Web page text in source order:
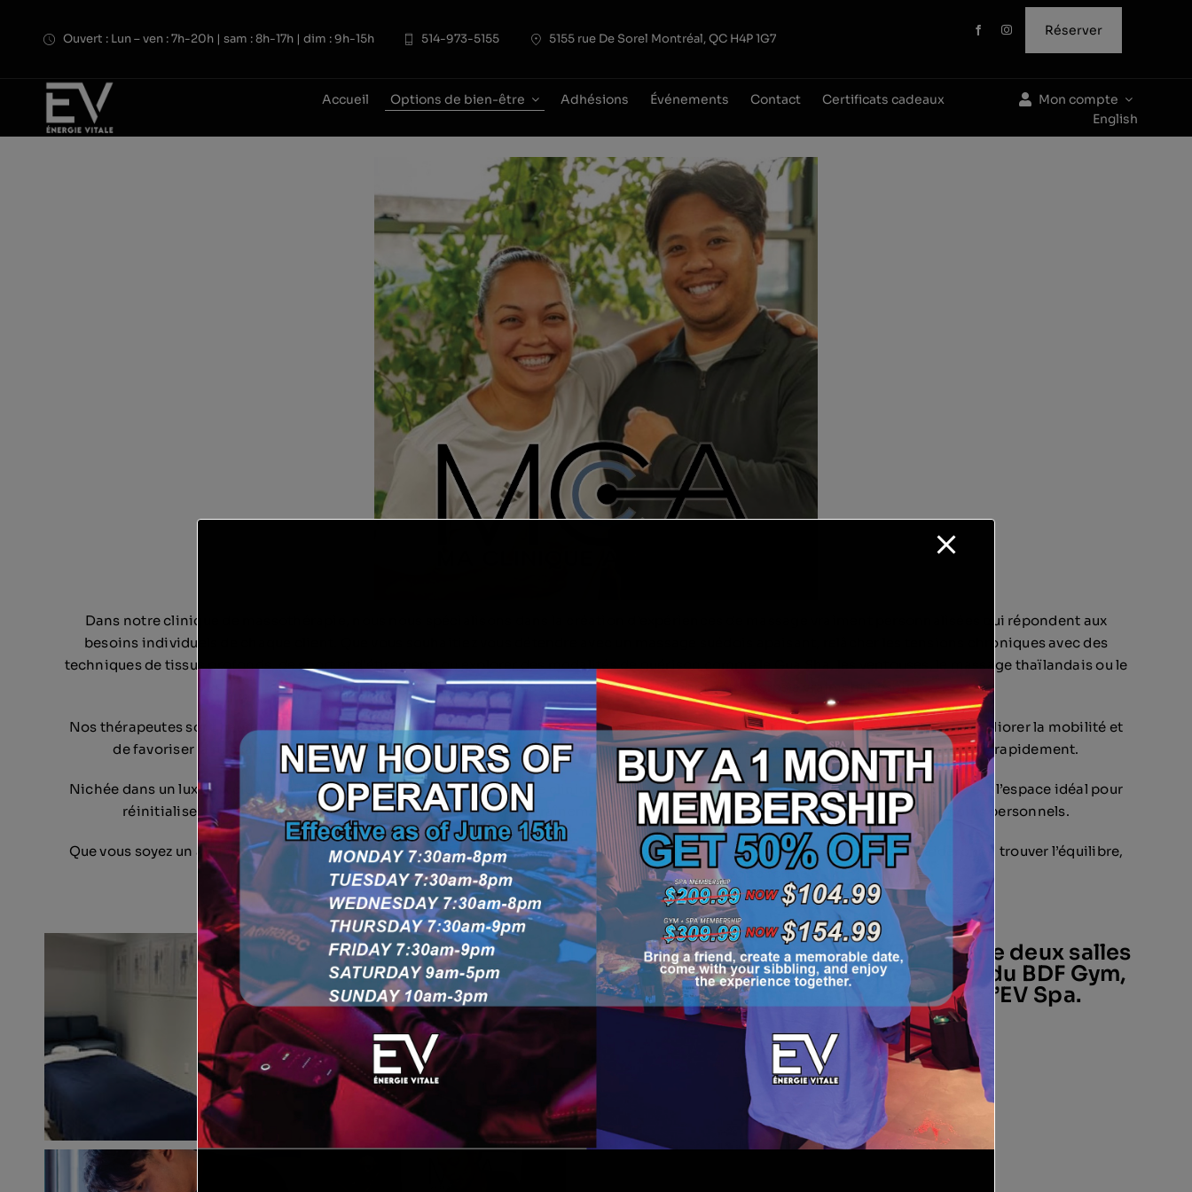
Ouvert : Lun – ven : 7h-20h | sam : 8h-17h | dim : 9h-15h 514-973-5155 5155 rue De Sorel Montréal, QC H4P 1G7
Réserver
Accueil Options de bien-être Adhésions Événements Contact Certificats cadeaux
Mon compte
English
Dans notre clinique de massothérapie, nous nous spécialisons dans la création d’expériences de massage vraiment personnalisées qui répondent aux
besoins individuels de chaque client. Que vous souhaitiez vous détendre avec un massage suédois apaisant, relâcher les tensions chroniques avec des
techniques de tissus profonds, de sport et d’étirement, ou explorer des modalités de guérison comme le Gua Sha, les ventouses, le massage thaïlandais ou le
travail corporel adapté, nous adaptons chaque séance à ce dont votre corps a vraiment besoin.
Nos thérapeutes sont hautement qualifiés pour combiner des techniques traditionnelles et modernes afin de soulager la douleur, d’améliorer la mobilité et
de favoriser la relaxation. Chaque traitement est conçu pour vous aider à mieux bouger, à vous sentir plus léger et à récupérer plus rapidement.
Nichée dans un luxueux club de bien-être et de remise en forme, notre clinique offre un environnement accueillant, calme et élevé. C’est l’espace idéal pour
réinitialiser votre esprit et votre corps après une séance d’entraînement, ou simplement dans le cadre de votre routine de soins personnels.
Que vous soyez un athlète, un professionnel stressé ou simplement quelqu’un qui tient à prendre soin de lui-même, nous vous aiderons à trouver l’équilibre,
à retrouver de l’énergie et à vous sentir au mieux de votre forme.
Nous disposons actuellement de deux salles
de traitement au dernier étage du BDF Gym,
idéalement situé à côté de l’EV Spa.
BOOK NOW